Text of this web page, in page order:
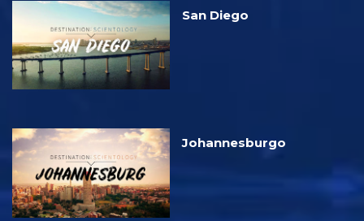
San Diego
Johannesburgo